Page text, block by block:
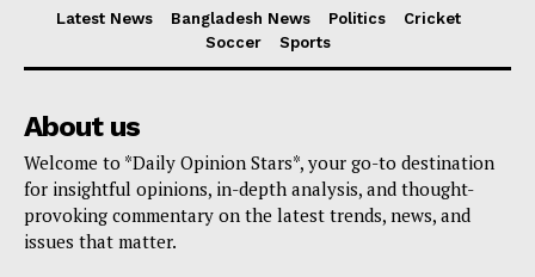
Latest News Bangladesh News Politics
Cricket
Soccer
Sports
About us
Welcome to *Daily Opinion Stars*, your go-to destination
for insightful opinions, in-depth analysis, and thought-
provoking commentary on the latest trends, news, and
issues that matter.